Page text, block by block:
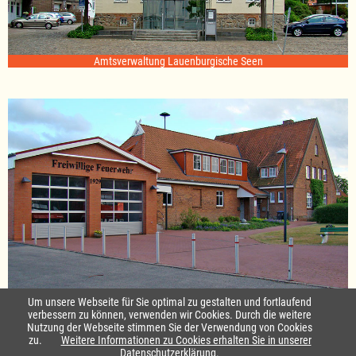
Amtsverwaltung Lauenburgische Seen
Standort Sterley
Startseite|Kontakt
Um unsere Webseite für Sie optimal zu gestalten und fortlaufend
verbessern zu können, verwenden wir Cookies. Durch die weitere
Nutzung der Webseite stimmen Sie der Verwendung von Cookies
zu.
Weitere Informationen zu Cookies erhalten Sie in unserer
Datenschutzerklärung.